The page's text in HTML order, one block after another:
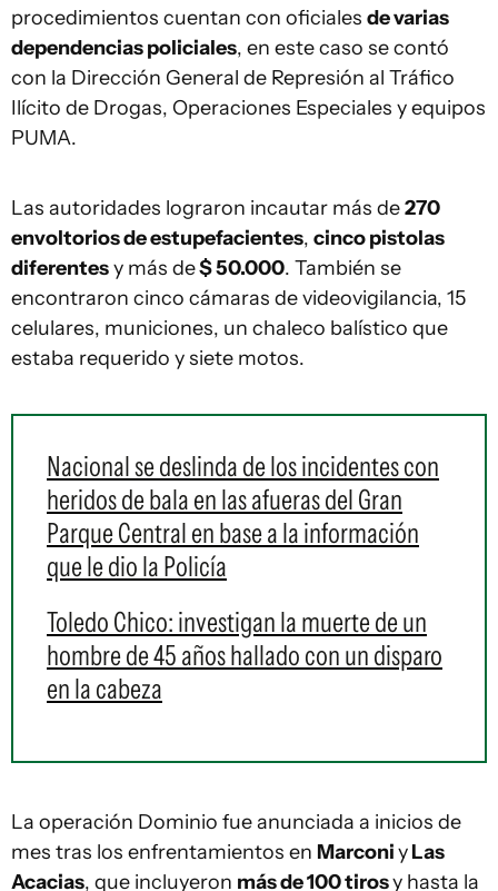
procedimientos cuentan con oficiales de varias
dependencias policiales, en este caso se contó
con la Dirección General de Represión al Tráfico
Ilícito de Drogas, Operaciones Especiales y equipos
PUMA.
Las autoridades lograron incautar más de270
envoltorios de estupefacientes, cinco pistolas
diferentesy más de$ 50.000. También se
encontraron cinco cámaras de videovigilancia, 15
celulares, municiones, un chaleco balístico que
estaba requerido y siete motos.
Nacional se deslinda de los incidentes con
heridos de bala en las afueras del Gran
Parque Central en base a la información
que le dio la Policía
Toledo Chico: investigan la muerte de un
hombre de 45 años hallado con un disparo
en la cabeza
La operación Dominio fue anunciada a inicios de
mes tras los enfrentamientos en MarconiyLas
Acacias, que incluyeron más de 100 tirosy hasta la